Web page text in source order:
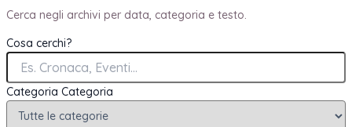
Cerca negli archivi per data, categoria e testo.
Cosa cerchi?
Categoria Categoria